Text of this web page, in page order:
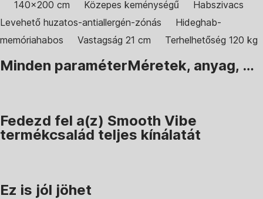
140x200 cm Közepes keménységű
Habszivacs
Levehető huzatos-antiallergén-zónás
Hideghab-
memóriahabos
Vastagság 21 cm Terhelhetőség 120 kg
Minden paraméterMéretek, anyag, …
Fedezd fel a(z) Smooth Vibe
termékcsalád teljes kínálatát
Ez is jól jöhet